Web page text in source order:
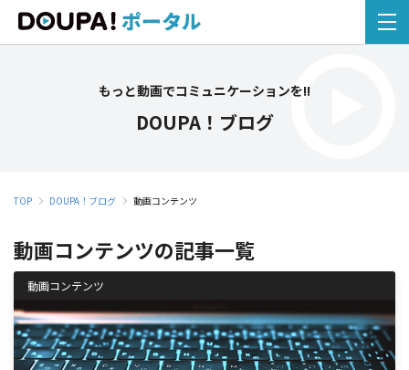
もっと動画でコミュニケーションを!!
DOUPA！ブログ
TOP DOUPA！ブログ 動画コンテンツ
動画コンテンツの記事一覧
動画コンテンツ